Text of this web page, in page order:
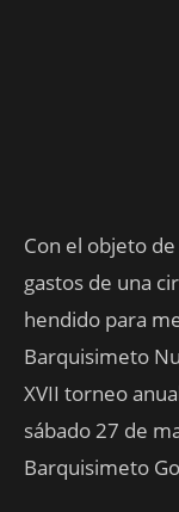
Con el objeto
gastos de una
hendido para
Barquisimeto
XVII torneo
sábado 27 de
Barquisimeto